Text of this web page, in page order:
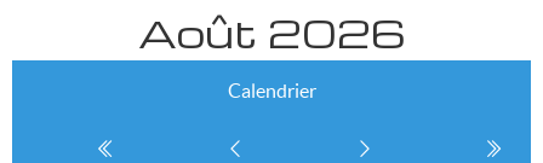
Août 2026
Calendrier